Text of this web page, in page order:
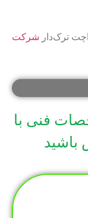
شرکت
فنی با
باشید